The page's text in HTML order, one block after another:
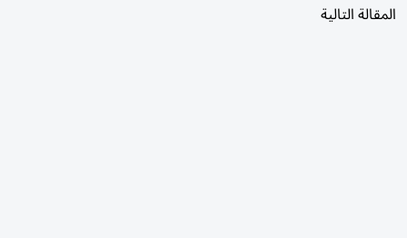
المقالة التالية